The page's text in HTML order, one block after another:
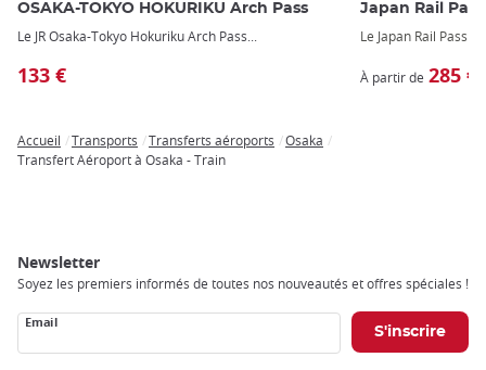
OSAKA-TOKYO HOKURIKU Arch Pass
Le JR Osaka-Tokyo Hokuriku Arch Pass
133 €
Japan Rail
Le Japan Rail Pass
À partir de 285 €
Breadcrumb
Accueil Transports Transferts aéroports
Osaka
Transfert Aéroport à Osaka - Train
Newsletter
Soyez les premiers informés de toutes nos nouveautés et offres spéciales !
Email